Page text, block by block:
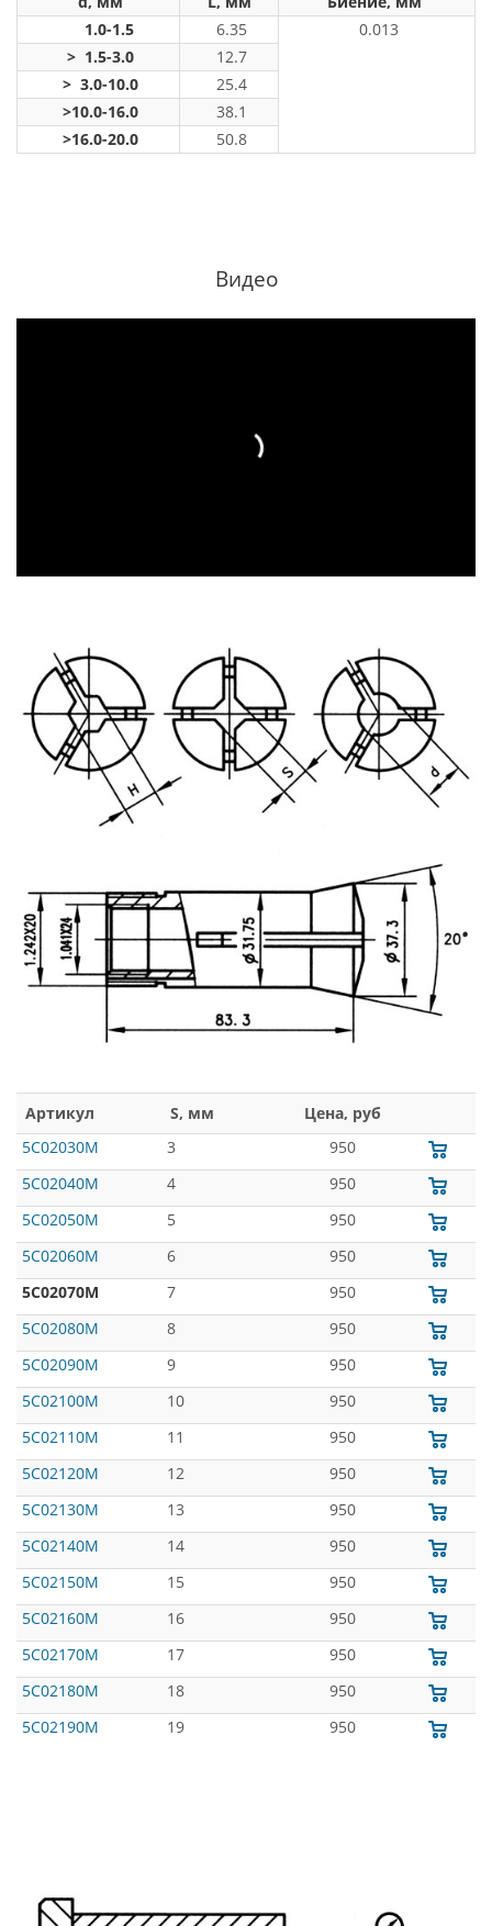
1.0-1.5
6.35
0.013
> 1.5-3.0
12.7
> 3.0-10.0
25.4
>10.0-16.0
38.1
>16.0-20.0
50.8
Видео
Артикул S, мм
Цена, руб
5C02030M
3
950
5C02040M
4
950
5C02050M
5
950
5C02060M
6
950
5C02070M
7
950
5C02080M
8
950
5C02090M
9
950
5C02100M
10
950
5C02110M
11
950
5C02120M
12
950
5C02130M
13
950
5C02140M
14
950
5C02150M
15
950
5C02160M
16
950
5C02170M
17
950
5C02180M
18
950
5C02190M
19 950